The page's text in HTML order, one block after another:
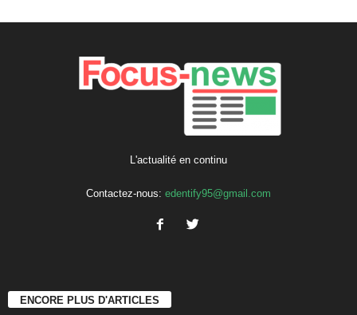
L'actualité en continu
Contactez-nous: edentify95@gmail.com
ENCORE PLUS D'ARTICLES